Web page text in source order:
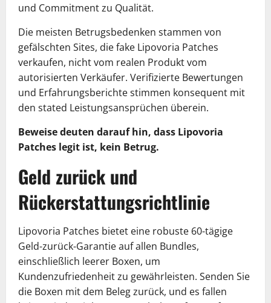
und Commitment zu Qualität.
Die meisten Betrugsbedenken stammen von
gefälschten Sites, die fake Lipovoria Patches
verkaufen, nicht vom realen Produkt vom
autorisierten Verkäufer. Verifizierte Bewertungen
und Erfahrungsberichte stimmen konsequent mit
den stated Leistungsansprüchen überein.
Beweise deuten darauf hin, dass Lipovoria
Patches legit ist, kein Betrug.
Geld zurück und
Rückerstattungsrichtlinie
Lipovoria Patches bietet eine robuste 60-tägige
Geld-zurück-Garantie auf allen Bundles,
einschließlich leerer Boxen, um
Kundenzufriedenheit zu gewährleisten. Senden Sie
die Boxen mit dem Beleg zurück, und es fallen